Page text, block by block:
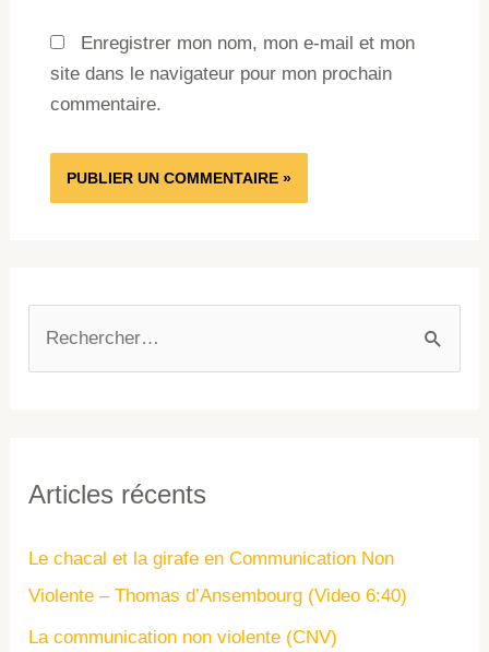
Enregistrer mon nom, mon e-mail et mon
site dans le navigateur pour mon prochain
commentaire.
Articles récents
Le chacal et la girafe en Communication Non
Violente – Thomas d’Ansembourg (Video 6:40)
La communication non violente (CNV)